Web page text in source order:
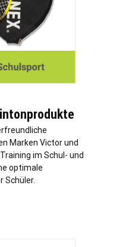
Marken Victor und
im Schul- und
optimale
Schüler.